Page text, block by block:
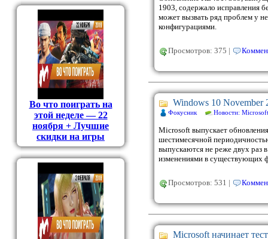
Во что поиграть на
этой неделе — 22
ноября + Лучшие
скидки на игры
1903, содержало исправления
может вызвать ряд проблем у
конфигурациями.
Просмотров: 375 |
Windows 10 November
Фокусник Новости: Microsoft
Microsoft выпускает
шестимесячной
выпускаются не реже двух раз
изменениями в существующих
Просмотров: 531 |
Microsoft начинает